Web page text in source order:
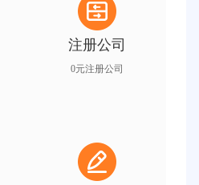
注册公司
0元注册公司